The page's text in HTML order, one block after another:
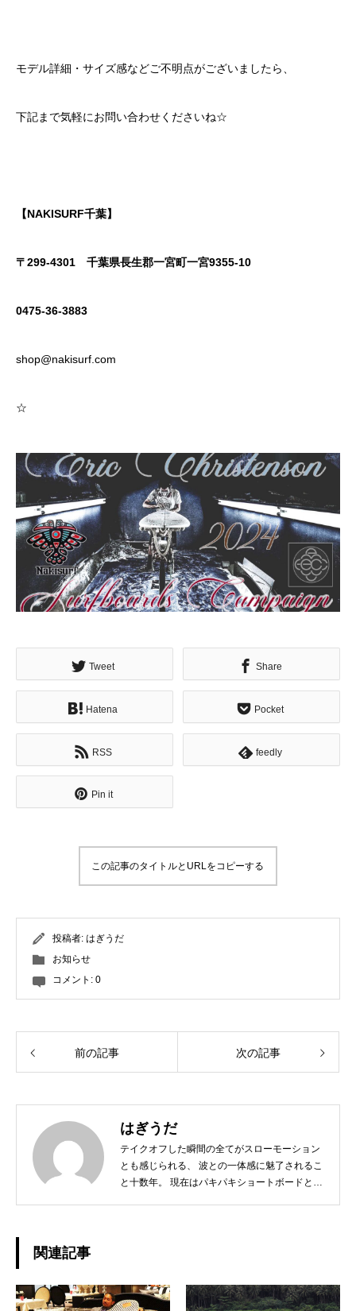
モデル詳細・サイズ感などご不明点がございましたら、
下記まで気軽にお問い合わせくださいね☆
【NAKISURF千葉】
〒299-4301 千葉県長生郡一宮町一宮9355-10
0475-36-3883
shop@nakisurf.com
☆
Tweet Share
Hatena Pocket
RSS feedly
Pin it
この記事のタイトルとURLをコピーする
投稿者: はぎうだ
お知らせ
コメント: 0
前の記事 次の記事
はぎうだ
テイクオフした瞬間の全てがスローモーション
とも感じられる、 波との一体感に魅了されるこ
と十数年。 現在はパキパキショートボードとは
介できればと思います！ どうぞよろしくお願い
関連記事